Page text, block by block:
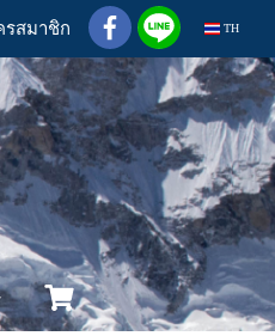
รสมาชิก TH